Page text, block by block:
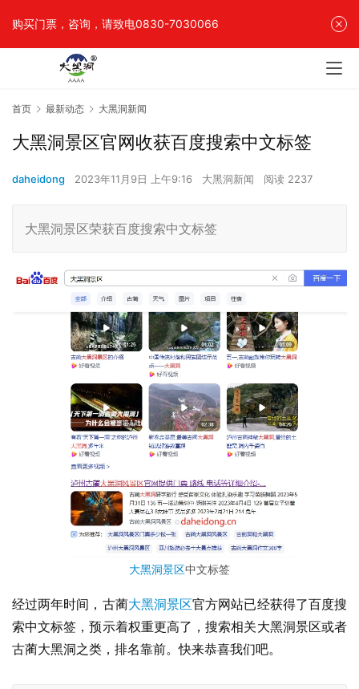
首页 最新动态 大黑洞新闻
大黑洞景区官网收获百度搜索中文标签
daheidong 2023年11月9日 上午9:16 大黑洞新闻 阅读 2237
大黑洞景区荣获百度搜索中文标签
大黑洞景区中文标签
经过两年时间，古蔺大黑洞景区官方网站已经获得了百度搜
索中文标签，预示着权重更高了，搜索相关大黑洞景区或者
古蔺大黑洞之类，排名靠前。快来恭喜我们吧。
购买门票，咨询，请致电0830-7030066